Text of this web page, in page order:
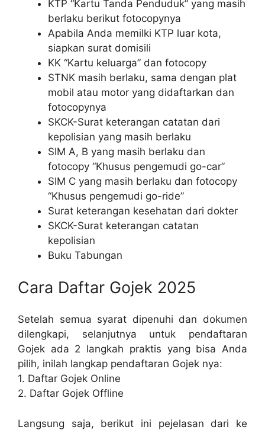
KTP “Kartu Tanda Penduduk” yang masih
berlaku berikut fotocopynya
Apabila Anda memilki KTP luar kota,
siapkan surat domisili
KK “Kartu keluarga” dan fotocopy
STNK masih berlaku, sama dengan plat
mobil atau motor yang didaftarkan dan
fotocopynya
SKCK-Surat keterangan catatan dari
kepolisian yang masih berlaku
SIM A, B yang masih berlaku dan
fotocopy “Khusus pengemudi go-car”
SIM C yang masih berlaku dan fotocopy
“Khusus pengemudi go-ride”
Surat keterangan kesehatan dari dokter
SKCK-Surat keterangan catatan
kepolisian
Buku Tabungan
Cara Daftar Gojek 2025
Setelah semua syarat dipenuhi dan dokumen
dilengkapi, selanjutnya untuk pendaftaran
Gojek ada 2 langkah praktis yang bisa Anda
pilih, inilah langkap pendaftaran Gojek nya:
1. Daftar Gojek Online
2. Daftar Gojek Offline
Langsung saja, berikut ini pejelasan dari ke